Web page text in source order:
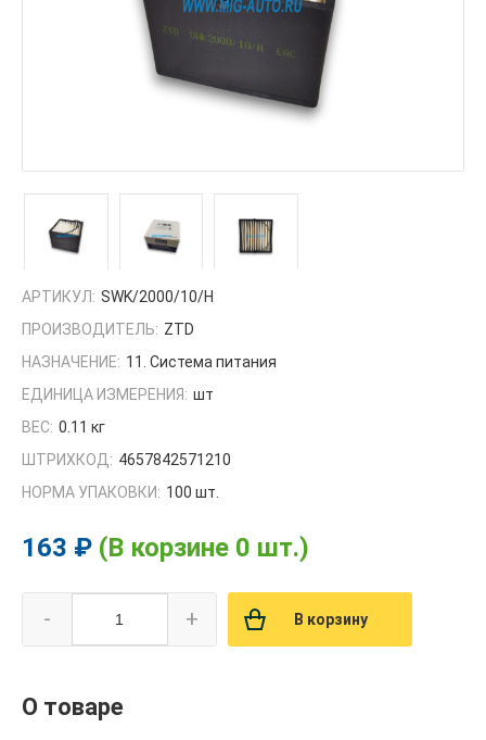
АРТИКУЛ: SWK/2000/10/H
ПРОИЗВОДИТЕЛЬ: ZTD
НАЗНАЧЕНИЕ: 11. Система питания
ЕДИНИЦА ИЗМЕРЕНИЯ: шт
ВЕС: 0.11 кг
ШТРИХКОД: 4657842571210
НОРМА УПАКОВКИ: 100 шт.
163 ₽ (В корзине 0 шт.)
- + В корзину
О товаре